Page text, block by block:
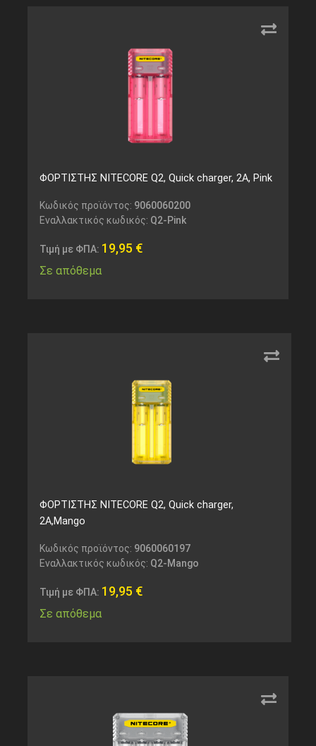
ΦΟΡΤΙΣΤΗΣ NITECORE Q2, Quick charger, 2A, Pink
Κωδικός προϊόντος: 9060060200
Εναλλακτικός κωδικός: Q2-Pink
Τιμή με ΦΠΑ: 19,95 €
Σε απόθεμα
ΦΟΡΤΙΣΤΗΣ NITECORE Q2, Quick charger,
2A,Mango
Κωδικός προϊόντος: 9060060197
Εναλλακτικός κωδικός: Q2-Mango
Τιμή με ΦΠΑ: 19,95 €
Σε απόθεμα